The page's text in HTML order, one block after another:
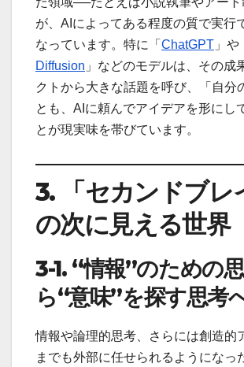
が、AIによってある程度の質で実行
なっています。特に「 ChatGPT 」や
Diffusion 」などのモデルは、その成
クトから大きな話題を呼び、「自分
とも、AIに頼んでアイデアを形にし
とが現実味を帯びています。
3.
「セカンドブレ
の次に見える世界
3-1. “情報”のための
ら“意味”を探す思考
情報や論理的思考、さらには創造的
までも外部に任せられるようになっ